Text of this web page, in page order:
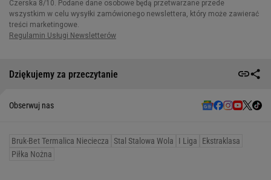
Dziękujemy za przeczytanie
Obserwuj nas
Bruk-Bet Termalica Nieciecza Stal Stalowa Wola I Liga
Ekstraklasa
Piłka Nożna